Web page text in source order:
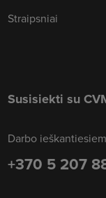
Straipsniai
Susisiekti su
Darbo
+370 5 207